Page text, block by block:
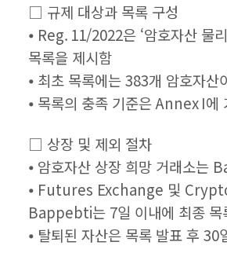
□ 규제 대상과 목록 구성
⦁ Reg. 11/2022은 ‘암호자산
목록을 제시함
⦁ 최초 목록에는 383개 암호자
⦁ 목록의 충족 기준은 Annex I에
□ 상장 및 제외 절차
⦁ 암호자산 상장 희망 거래소
⦁ Futures Exchange 및
Bappebti는 7일 이내에 최종 목
⦁ 탈퇴된 자산은 목록 발표 후